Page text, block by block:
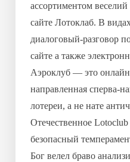
ассортиментом
сайте Лотоклаб. В
диалоговый-разговор
сайте а также
Аэроклуб — это
направленная сперва-
лотереи, а не нате
Отечественное
безопасный
Бог велел браво